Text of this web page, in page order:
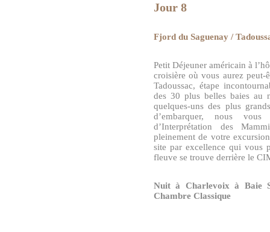
Jour 8
Fjord du Saguenay /
Petit Déjeuner américain à
croisière où vous aurez peut-
Tadoussac, étape
des 30 plus belles baies au
quelques-uns des plus
d’embarquer, nous
d’Interprétation des
pleinement de votre
site par excellence qui vous
fleuve se trouve derrière le
Nuit à Charlevoix à Baie
Chambre Classique